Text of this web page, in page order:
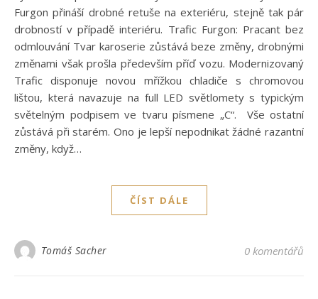
Furgon přináší drobné retuše na exteriéru, stejně tak pár
drobností v případě interiéru. Trafic Furgon: Pracant bez
odmlouvání Tvar karoserie zůstává beze změny, drobnými
změnami však prošla především příď vozu. Modernizovaný
Trafic disponuje novou mřížkou chladiče s chromovou
lištou, která navazuje na full LED světlomety s typickým
světelným podpisem ve tvaru písmene „C“. Vše ostatní
zůstává při starém. Ono je lepší nepodnikat žádné razantní
změny, když…
ČÍST DÁLE
Tomáš Sacher 0 komentářů